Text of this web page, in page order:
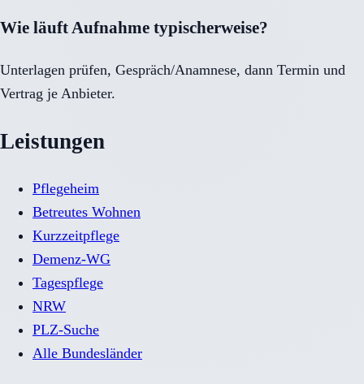
Wie läuft Aufnahme typischerweise?
Unterlagen prüfen, Gespräch/Anamnese, dann Termin und
Vertrag je Anbieter.
Leistungen
Pflegeheim
Betreutes Wohnen
Kurzzeitpflege
Demenz-WG
Tagespflege
NRW
PLZ-Suche
Alle Bundesländer